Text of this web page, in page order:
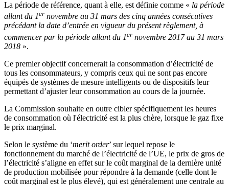
La période de référence, quant à elle, est définie comme « la période
allant du 1er novembre au 31 mars des cinq années consécutives
précédant la date d’entrée en vigueur du présent règlement, à
commencer par la période allant du 1er novembre 2017 au 31 mars
2018 ».
Ce premier objectif concernerait la consommation d’électricité de
tous les consommateurs, y compris ceux qui ne sont pas encore
équipés de systèmes de mesure intelligents ou de dispositifs leur
permettant d’ajuster leur consommation au cours de la journée.
La Commission souhaite en outre cibler spécifiquement les heures
de consommation où l'électricité est la plus chère, lorsque le gaz fixe
le prix marginal.
Selon le système du ‘merit order’ sur lequel repose le
fonctionnement du marché de l’électricité de l’UE, le prix de gros de
l’électricité s’aligne en effet sur le coût marginal de la dernière unité
de production mobilisée pour répondre à la demande (celle dont le
coût marginal est le plus élevé), qui est généralement une centrale au